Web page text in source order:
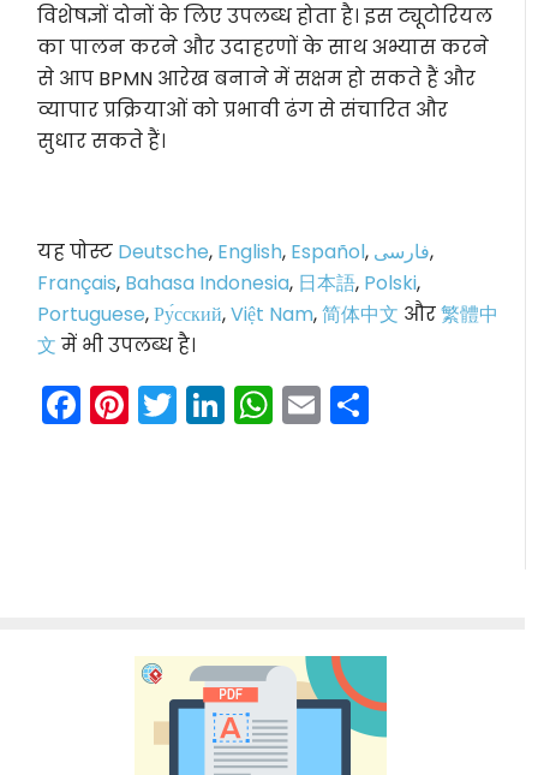
विशेषज्ञों दोनों के लिए उपलब्ध होता है। इस ट्यूटोरियल
का पालन करने और उदाहरणों के साथ अभ्यास करने
से आप BPMN आरेख बनाने में सक्षम हो सकते हैं और
व्यापार प्रक्रियाओं को प्रभावी ढंग से संचारित और
सुधार सकते हैं।
यह पोस्ट Deutsche, English, Español, فارسی,
Français, Bahasa Indonesia, 日本語, Polski,
Portuguese,Ру́сский,Việt Nam,简体中文 और繁體中
文 में भी उपलब्ध है।
Facebook
Pinterest
Twitter
LinkedIn
WhatsApp
Email